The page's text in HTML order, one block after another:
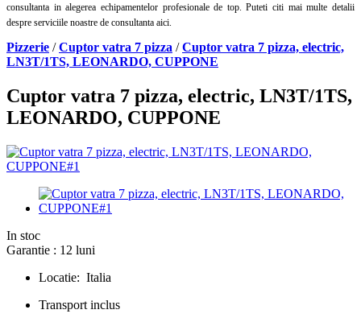
consultanta in alegerea echipamentelor profesionale de top. Puteti citi mai multe detalii
despre serviciile noastre de consultanta aici.
Pizzerie /Cuptor vatra 7 pizza /Cuptor vatra 7 pizza, electric,
LN3T/1TS, LEONARDO, CUPPONE
Cuptor vatra 7 pizza, electric, LN3T/1TS,
LEONARDO, CUPPONE
In stoc
Garantie : 12 luni
Locatie: Italia
Transport inclus